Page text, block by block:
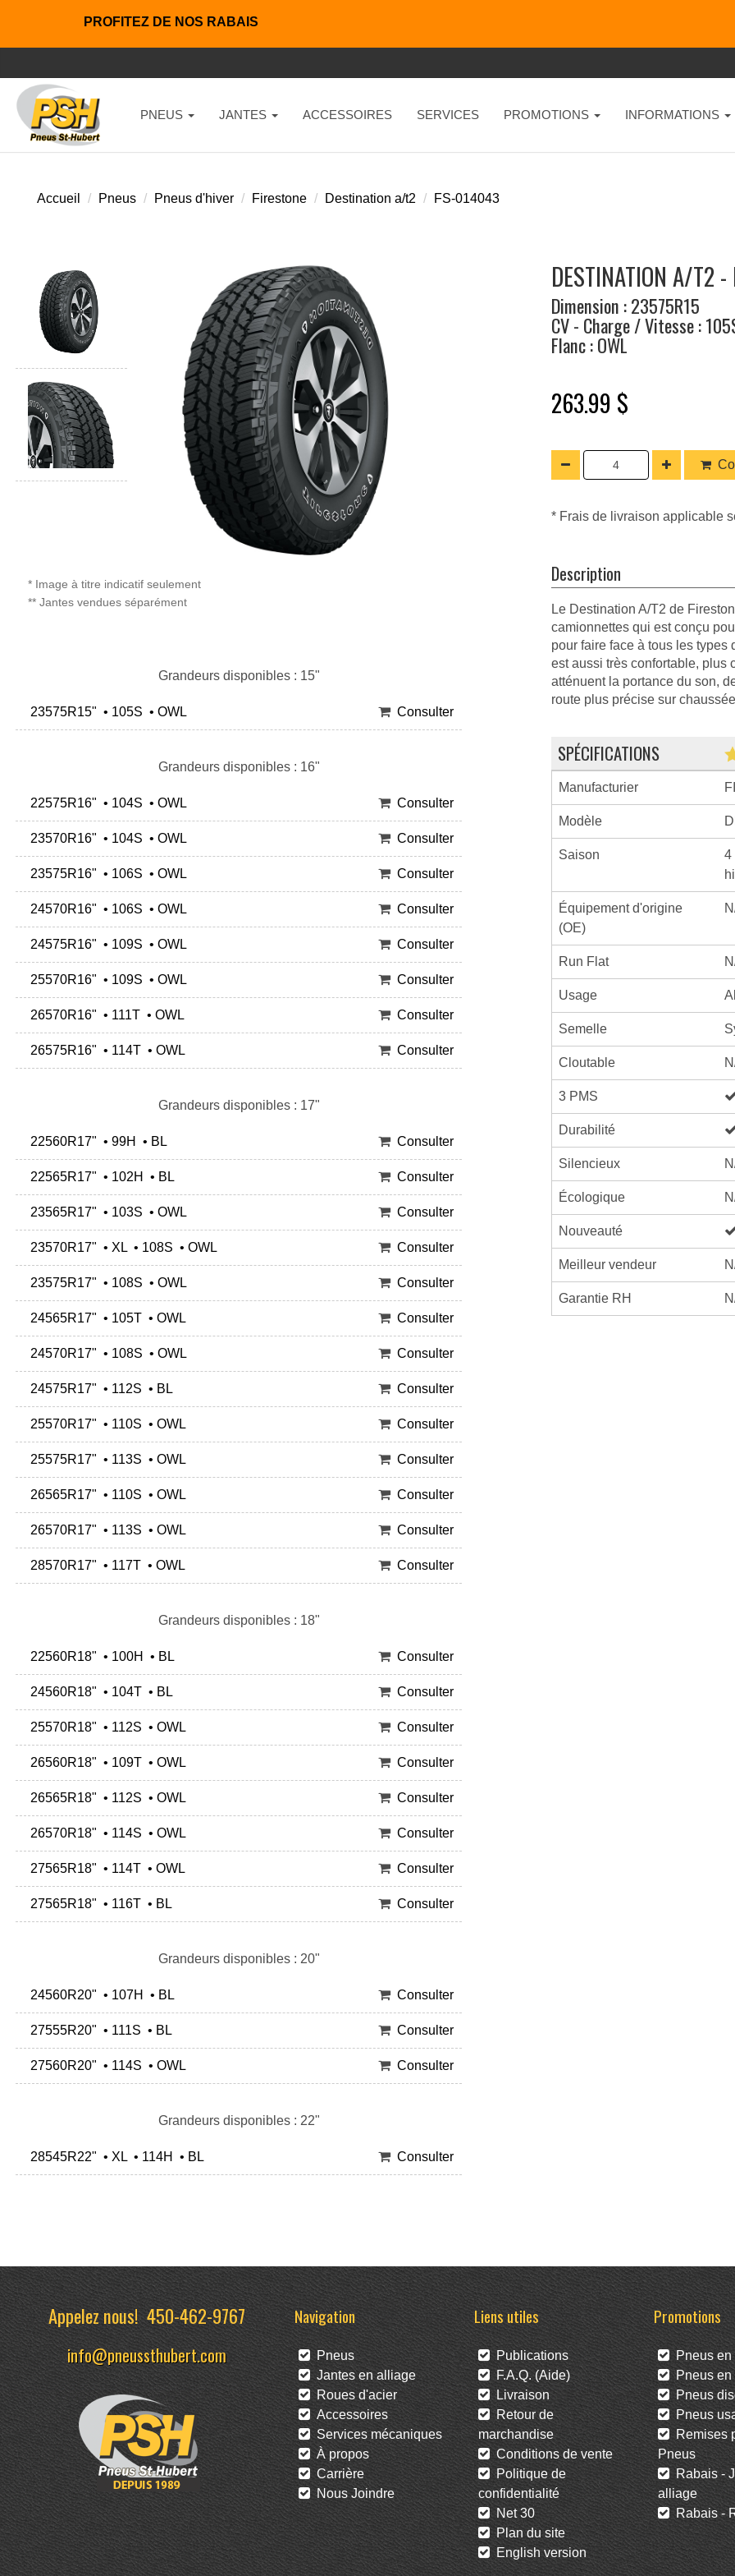
PROFITEZ DE NOS RABAIS
PNEUS JANTES ACCESSOIRES SERVICES PROMOTIONS INFORMATIONS
Accueil Pneus Pneus d'hiver Firestone Destination a/t2 FS-014043
* Image à titre indicatif seulement
** Jantes vendues séparément
Grandeurs disponibles : 15"
23575R15" • 105S • OWL Consulter
Grandeurs disponibles : 16"
22575R16" • 104S • OWL Consulter
23570R16" • 104S • OWL Consulter
23575R16" • 106S • OWL Consulter
24570R16" • 106S • OWL Consulter
24575R16" • 109S • OWL Consulter
25570R16" • 109S • OWL Consulter
26570R16" • 111T • OWL Consulter
26575R16" • 114T • OWL Consulter
Grandeurs disponibles : 17"
22560R17" • 99H • BL Consulter
22565R17" • 102H • BL Consulter
23565R17" • 103S • OWL Consulter
23570R17" • XL • 108S • OWL Consulter
23575R17" • 108S • OWL Consulter
24565R17" • 105T • OWL Consulter
24570R17" • 108S • OWL Consulter
24575R17" • 112S • BL Consulter
25570R17" • 110S • OWL Consulter
25575R17" • 113S • OWL Consulter
26565R17" • 110S • OWL Consulter
26570R17" • 113S • OWL Consulter
28570R17" • 117T • OWL Consulter
Grandeurs disponibles : 18"
22560R18" • 100H • BL Consulter
24560R18" • 104T • BL Consulter
25570R18" • 112S • OWL Consulter
26560R18" • 109T • OWL Consulter
26565R18" • 112S • OWL Consulter
26570R18" • 114S • OWL Consulter
27565R18" • 114T • OWL Consulter
27565R18" • 116T • BL Consulter
Grandeurs disponibles : 20"
24560R20" • 107H • BL Consulter
27555R20" • 111S • BL Consulter
27560R20" • 114S • OWL Consulter
Grandeurs disponibles : 22"
28545R22" • XL • 114H • BL Consulter
DESTINATION A/T2 -
Dimension : 23575R15
CV - Charge / Vitesse :
Flanc : OWL
263.99 $
* Frais de livraison applicable
Description
Le Destination A/T2 de
camionnettes qui est conçu
pour faire face à tous les types
est aussi très confortable, plus
atténuent la portance du son,
route plus précise sur
SPÉCIFICATIONS
Manufacturier
Modèle
Saison
4
Équipement d'origine
(OE)
Run Flat
Usage
Semelle
Cloutable
3 PMS
Durabilité
Silencieux
Écologique
Nouveauté
Meilleur vendeur
Garantie RH
Appelez nous!450-462-9767
info@pneussthubert.com
Navigation
Pneus
Jantes en alliage
Roues d'acier
Accessoires
Services mécaniques
À propos
Carrière
Nous Joindre
Liens utiles
Publications
F.A.Q. (Aide)
Livraison
Retour de
marchandise
Conditions de vente
Politique de
confidentialité
Net 30
Plan du site
English version
Promotions
Pneus en
Pneus en
Pneus
Pneus
Remises
Pneus
Rabais -
alliage
Rabais -